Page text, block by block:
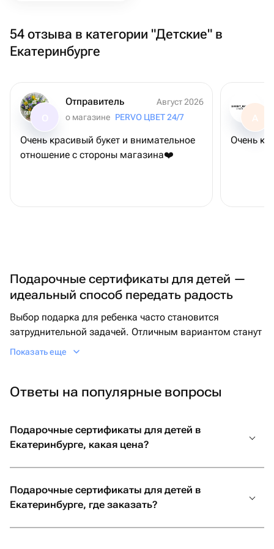
54 отзыва в категории "Детские" в
Екатеринбурге
Отправитель
Август 2026
о магазине PERVO ЦВЕТ 24/7
Очень красивый букет и внимательное
отношение с стороны магазина❤️
А
Очень
Подарочные сертификаты для детей —
идеальный способ передать радость
Выбор подарка для ребенка часто становится
затруднительной задачей. Отличным вариантом станут
универсальные и запоминающиеся детские
Если вы подбираете подарок для дошкольника,
ребенку 6 лет на игровое мероприятие или в игровую
зону. Для детей постарше стоит обратить внимание на
подарочный для ребенка 8 лет на уроки рисования или
лепки. Если ребенок интересуется наукой или
робототехникой, выберите подходящий подарочный
Показать еще
Ответы на популярные вопросы
Подарочные сертификаты для детей в
Екатеринбурге, какая цена?
Подарочные сертификаты для детей в
Екатеринбурге, где заказать?